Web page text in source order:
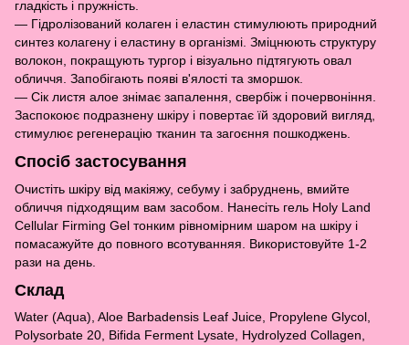
гладкість і пружність.
— Гідролізований колаген і еластин стимулюють природний
синтез колагену і еластину в організмі. Зміцнюють структуру
волокон, покращують тургор і візуально підтягують овал
обличчя. Запобігають появі в'ялості та зморшок.
— Сік листя алое знімає запалення, свербіж і почервоніння.
Заспокоює подразнену шкіру і повертає їй здоровий вигляд,
стимулює регенерацію тканин та загоєння пошкоджень.
Спосіб застосування
Очистіть шкіру від макіяжу, себуму і забруднень, вмийте
обличчя підходящим вам засобом. Нанесіть гель Holy Land
Cellular Firming Gel тонким рівномірним шаром на шкіру і
помасажуйте до повного всотуванняя. Використовуйте 1-2
рази на день.
Склад
Water (Aqua), Aloe Barbadensis Leaf Juice, Propylene Glycol,
Polysorbate 20, Bifida Ferment Lysate, Hydrolyzed Collagen,